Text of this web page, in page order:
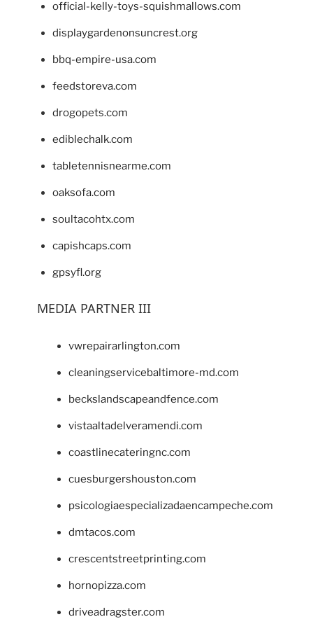
official-kelly-toys-squishmallows.com
displaygardenonsuncrest.org
bbq-empire-usa.com
feedstoreva.com
drogopets.com
ediblechalk.com
tabletennisnearme.com
oaksofa.com
soultacohtx.com
capishcaps.com
gpsyfl.org
MEDIA PARTNER III
vwrepairarlington.com
cleaningservicebaltimore-md.com
beckslandscapeandfence.com
vistaaltadelveramendi.com
coastlinecateringnc.com
cuesburgershouston.com
psicologiaespecializadaencampeche.com
dmtacos.com
crescentstreetprinting.com
hornopizza.com
driveadragster.com